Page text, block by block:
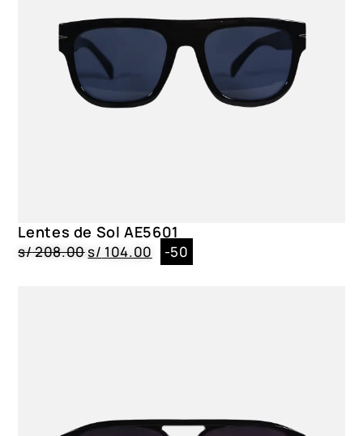
Material Montura
Acero Inoxidable
Material Lentes
Lentes de Sol AE5601
s/208.00s/ 104.00 -50